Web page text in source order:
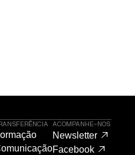
ACOMPANHE-NOS
Newsletter
Facebook